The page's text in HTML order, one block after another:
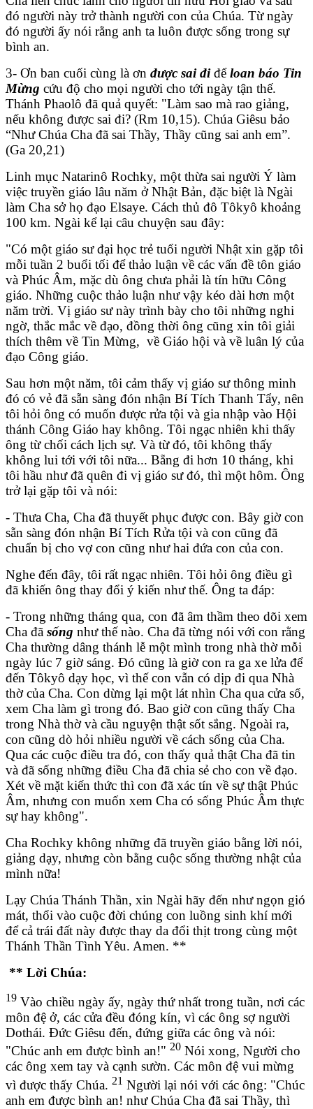
đó người này trở thành người con của Chúa. Từ ngày
đó người ấy nói rằng anh ta luôn được sống trong sự
bình an.
3- Ơn ban cuối cùng là ơn được sai điđểloan báo Tin
Mừng cứu độ cho mọi người cho tới ngày tận thế.
Thánh Phaolô đã quả quyết: "Làm sao mà rao giảng,
nếu không được sai đi? (Rm 10,15). Chúa Giêsu bảo
“Như Chúa Cha đã sai Thầy, Thầy cũng sai anh em”.
(Ga 20,21)
Linh mục Natarinô Rochky, một thừa sai người Ý làm
việc truyền giáo lâu năm ở Nhật Bản, đặc biệt là Ngài
làm Cha sở họ đạo Elsaye. Cách thủ đô Tôkyô khoảng
100 km. Ngài kể lại câu chuyện sau đây:
"Có một giáo sư đại học trẻ tuổi người Nhật xin gặp tôi
mỗi tuần 2 buổi tối để thảo luận về các vấn đề tôn giáo
và Phúc Âm, mặc dù ông chưa phải là tín hữu Công
giáo. Những cuộc thảo luận như vậy kéo dài hơn một
năm trời. Vị giáo sư này trình bày cho tôi những nghi
ngờ, thắc mắc về đạo, đồng thời ông cũng xin tôi giải
thích thêm về Tin Mừng, về Giáo hội và về luân lý của
đạo Công giáo.
Sau hơn một năm, tôi cảm thấy vị giáo sư thông minh
đó có vẻ đã sẵn sàng đón nhận Bí Tích Thanh Tẩy, nên
tôi hỏi ông có muốn được rửa tội và gia nhập vào Hội
thánh Công Giáo hay không. Tôi ngạc nhiên khi thấy
ông từ chối cách lịch sự. Và từ đó, tôi không thấy
không lui tới với tôi nữa... Bẵng đi hơn 10 tháng, khi
tôi hầu như đã quên đi vị giáo sư đó, thì một hôm. Ông
trở lại gặp tôi và nói:
- Thưa Cha, Cha đã thuyết phục được con. Bây giờ con
sẵn sàng đón nhận Bí Tích Rửa tội và con cũng đã
chuẩn bị cho vợ con cũng như hai đứa con của con.
Nghe đến đây, tôi rất ngạc nhiên. Tôi hỏi ông điều gì
đã khiến ông thay đổi ý kiến như thế. Ông ta đáp:
- Trong những tháng qua, con đã âm thầm theo dõi xem
Cha đã sống như thế nào. Cha đã từng nói với con rằng
Cha thường dâng thánh lễ một mình trong nhà thờ mỗi
ngày lúc 7 giờ sáng. Đó cũng là giờ con ra ga xe lửa để
đến Tôkyô dạy học, vì thế con vẫn có dịp đi qua Nhà
thờ của Cha. Con dừng lại một lát nhìn Cha qua cửa sổ,
xem Cha làm gì trong đó. Bao giờ con cũng thấy Cha
trong Nhà thờ và cầu nguyện thật sốt sắng. Ngoài ra,
con cũng dò hỏi nhiều người về cách sống của Cha.
Qua các cuộc điều tra đó, con thấy quả thật Cha đã tin
và đã sống những điều Cha đã chia sẻ cho con về đạo.
Xét về mặt kiến thức thì con đã xác tín về sự thật Phúc
Âm, nhưng con muốn xem Cha có sống Phúc Âm thực
sự hay không".
Cha Rochky không những đã truyền giáo bằng lời nói,
giảng dạy, nhưng còn bằng cuộc sống thường nhật của
mình nữa!
Lạy Chúa Thánh Thần, xin Ngài hãy đến như ngọn gió
mát, thổi vào cuộc đời chúng con luồng sinh khí mới
để cả trái đất này được thay da đổi thịt trong cùng một
Thánh Thần Tình Yêu. Amen. **
** Lời Chúa:
19 Vào chiều ngày ấy, ngày thứ nhất trong tuần, nơi các
môn đệ ở, các cửa đều đóng kín, vì các ông sợ người
Dothái. Ðức Giêsu đến, đứng giữa các ông và nói:
"Chúc anh em được bình an!" 20 Nói xong, Người cho
các ông xem tay và cạnh sườn. Các môn đệ vui mừng
vì được thấy Chúa. 21 Người lại nói với các ông: "Chúc
anh em được bình an! như Chúa Cha đã sai Thầy, thì